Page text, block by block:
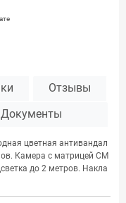
Отзывы
Документы
цветная антивандал
Камера с матрицей СM
до 2 метров. Накла